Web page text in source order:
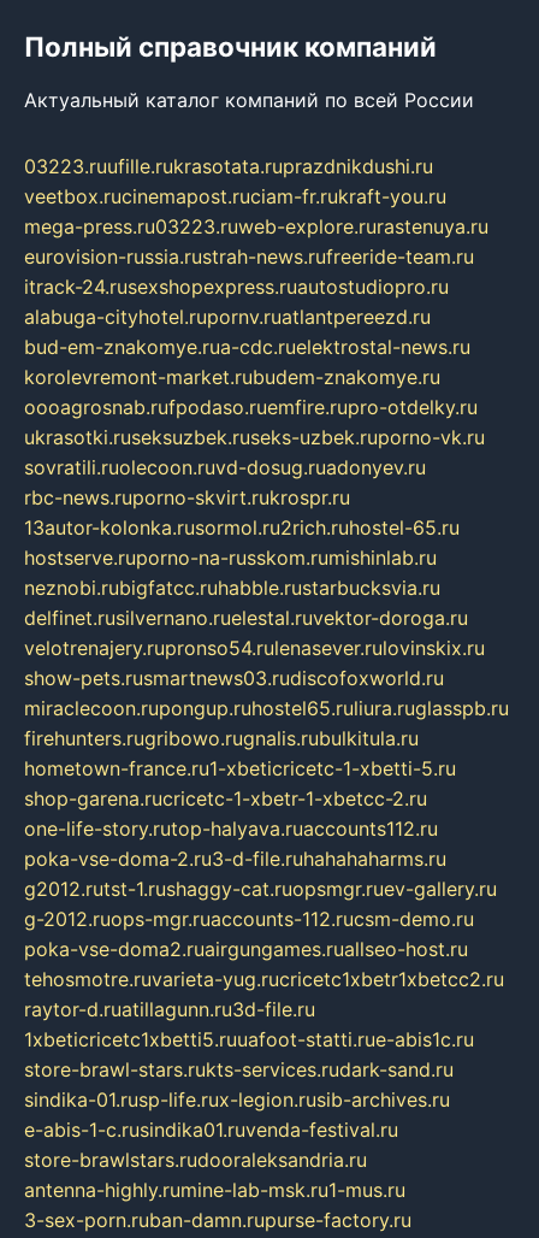
Полный справочник компаний
Актуальный каталог компаний по всей России
03223.ruufille.rukrasotata.ruprazdnikdushi.ru
veetbox.rucinemapost.ruciam-fr.rukraft-you.ru
mega-press.ru03223.ruweb-explore.rurastenuya.ru
eurovision-russia.rustrah-news.rufreeride-team.ru
itrack-24.rusexshopexpress.ruautostudiopro.ru
alabuga-cityhotel.rupornv.ruatlantpereezd.ru
bud-em-znakomye.rua-cdc.ruelektrostal-news.ru
korolevremont-market.rubudem-znakomye.ru
oooagrosnab.rufpodaso.ruemfire.rupro-otdelky.ru
ukrasotki.ruseksuzbek.ruseks-uzbek.ruporno-vk.ru
sovratili.ruolecoon.ruvd-dosug.ruadonyev.ru
rbc-news.ruporno-skvirt.rukrospr.ru
13autor-kolonka.rusormol.ru2rich.ruhostel-65.ru
hostserve.ruporno-na-russkom.rumishinlab.ru
neznobi.rubigfatcc.ruhabble.rustarbucksvia.ru
delfinet.rusilvernano.ruelestal.ruvektor-doroga.ru
velotrenajery.rupronso54.rulenasever.rulovinskix.ru
show-pets.rusmartnews03.rudiscofoxworld.ru
miraclecoon.rupongup.ruhostel65.ruliura.ruglasspb.ru
firehunters.rugribowo.rugnalis.rubulkitula.ru
hometown-france.ru1-xbeticricetc-1-xbetti-5.ru
shop-garena.rucricetc-1-xbetr-1-xbetcc-2.ru
one-life-story.rutop-halyava.ruaccounts112.ru
poka-vse-doma-2.ru3-d-file.ruhahahaharms.ru
g2012.rutst-1.rushaggy-cat.ruopsmgr.ruev-gallery.ru
g-2012.ruops-mgr.ruaccounts-112.rucsm-demo.ru
poka-vse-doma2.ruairgungames.ruallseo-host.ru
tehosmotre.ruvarieta-yug.rucricetc1xbetr1xbetcc2.ru
raytor-d.ruatillagunn.ru3d-file.ru
1xbeticricetc1xbetti5.ruuafoot-statti.rue-abis1c.ru
store-brawl-stars.rukts-services.rudark-sand.ru
sindika-01.rusp-life.rux-legion.rusib-archives.ru
e-abis-1-c.rusindika01.ruvenda-festival.ru
store-brawlstars.rudooraleksandria.ru
antenna-highly.rumine-lab-msk.ru1-mus.ru
3-sex-porn.ruban-damn.rupurse-factory.ru